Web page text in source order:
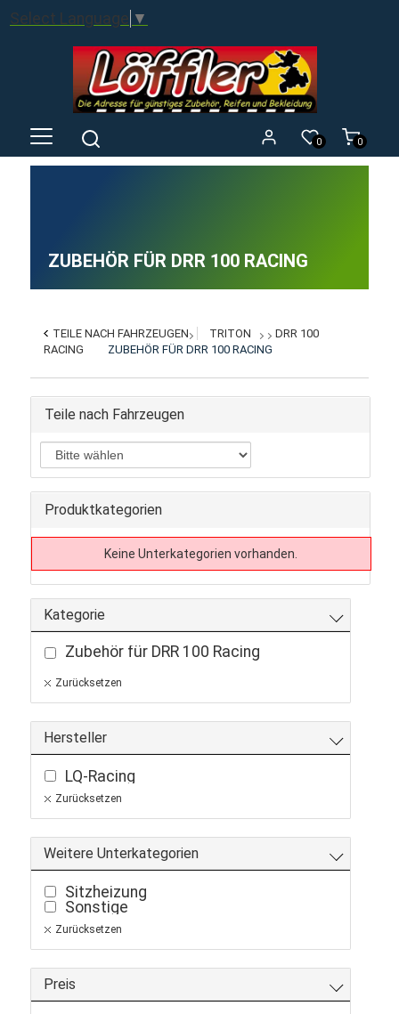
Select Language ▼
0
0
ZUBEHÖR FÜR DRR 100 RACING
TEILE NACH FAHRZEUGEN TRITON
DRR 100
RACING
ZUBEHÖR FÜR DRR 100 RACING
Teile nach Fahrzeugen
Produktkategorien
Keine Unterkategorien vorhanden.
Kategorie
Zubehör für DRR 100 Racing
Zurücksetzen
Hersteller
LQ-Racing
Zurücksetzen
Weitere Unterkategorien
Sitzheizung
Sonstige
Zurücksetzen
Preis